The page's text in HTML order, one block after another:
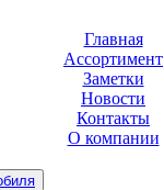
Главная
Ассортимент
Заметки
Новости
Контакты
О компании